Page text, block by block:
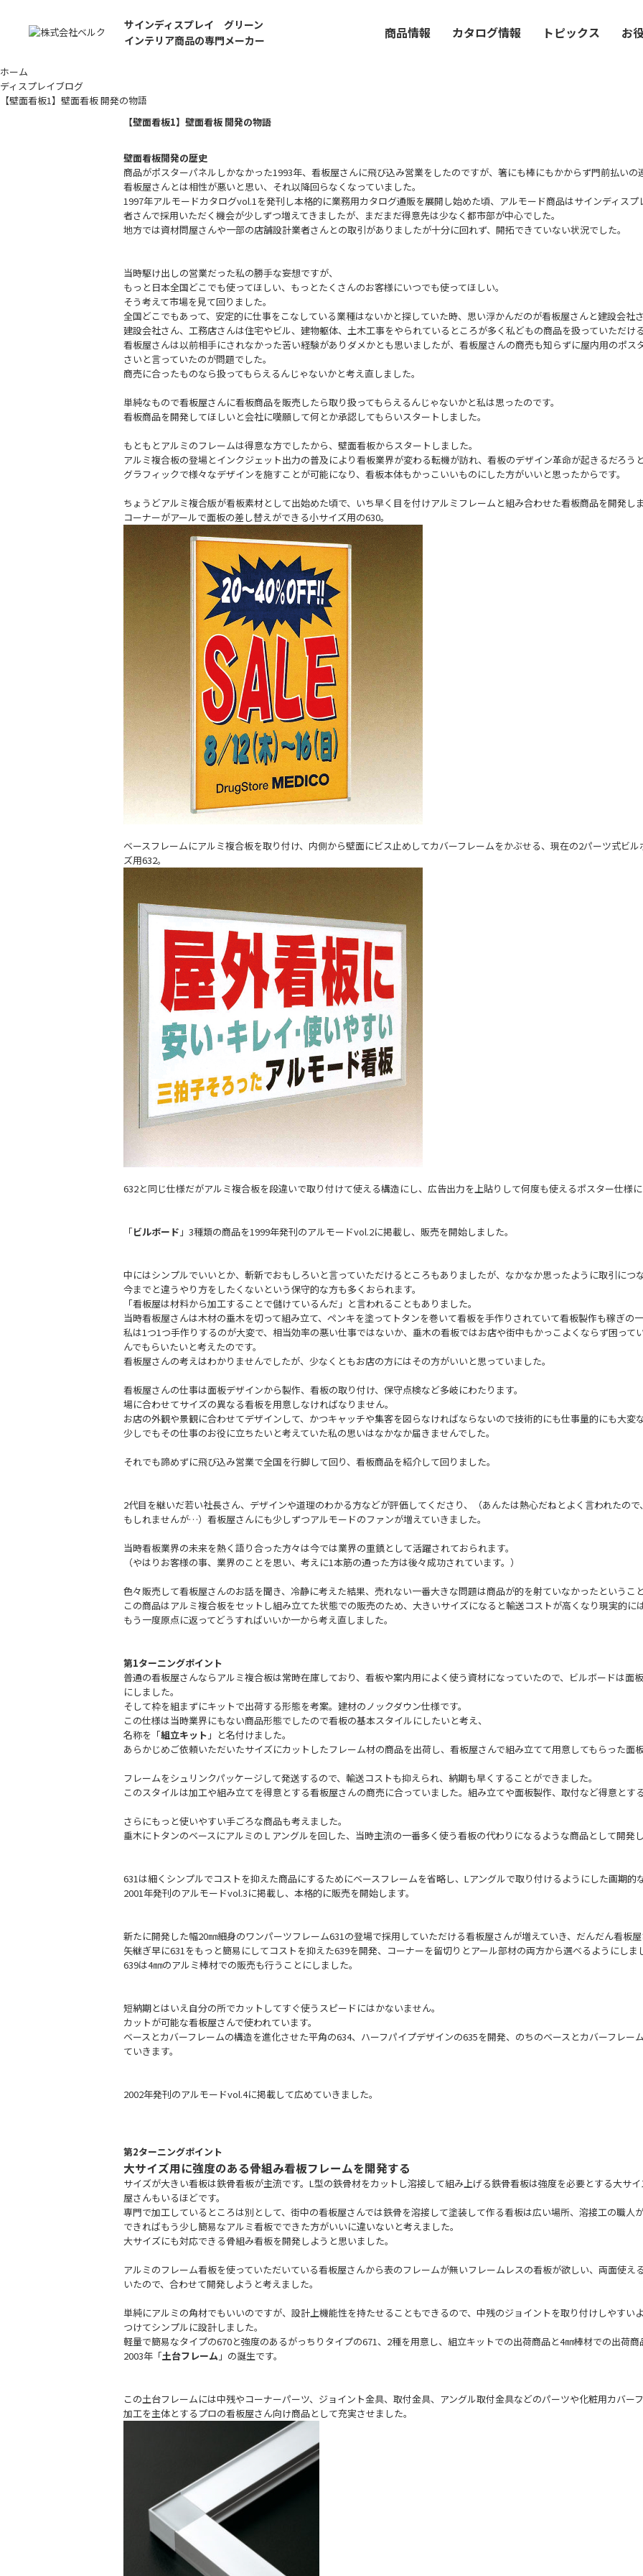
サインディスプレイ グリーン
インテリア商品の専門メーカー
商品情報 カタログ情報 トピックス お
ホーム
ディスプレイブログ
【壁面看板1】壁面看板 開発の物語
【壁面看板1】壁面看板 開発の物語
壁面看板開発の歴史
商品がポスターパネルしかなかった1993年、看板屋さんに飛び込み営業をしたのですが、箸にも棒にもかからず門前払いの
看板屋さんとは相性が悪いと思い、それ以降回らなくなっていました。
1997年アルモードカタログvol.1を発刊し本格的に業務用カタログ通販を展開し始めた頃、アルモード商品はサインディス
者さんで採用いただく機会が少しずつ増えてきましたが、まだまだ得意先は少なく都市部が中心でした。
地方では資材問屋さんや一部の店舗設計業者さんとの取引がありましたが十分に回れず、開拓できていない状況でした。
当時駆け出しの営業だった私の勝手な妄想ですが、
もっと日本全国どこでも使ってほしい、もっとたくさんのお客様にいつでも使ってほしい。
そう考えて市場を見て回りました。
全国どこでもあって、安定的に仕事をこなしている業種はないかと探していた時、思い浮かんだのが看板屋さんと建設会社
建設会社さん、工務店さんは住宅やビル、建物躯体、土木工事をやられているところが多く私どもの商品を扱っていただけ
看板屋さんは以前相手にされなかった苦い経験がありダメかとも思いましたが、看板屋さんの商売も知らずに屋内用のポス
さいと言っていたのが問題でした。
商売に合ったものなら扱ってもらえるんじゃないかと考え直しました。
単純なもので看板屋さんに看板商品を販売したら取り扱ってもらえるんじゃないかと私は思ったのです。
看板商品を開発してほしいと会社に嘆願して何とか承認してもらいスタートしました。
もともとアルミのフレームは得意な方でしたから、壁面看板からスタートしました。
アルミ複合板の登場とインクジェット出力の普及により看板業界が変わる転機が訪れ、看板のデザイン革命が起きるだろう
グラフィックで様々なデザインを施すことが可能になり、看板本体もかっこいいものにした方がいいと思ったからです。
ちょうどアルミ複合版が看板素材として出始めた頃で、いち早く目を付けアルミフレームと組み合わせた看板商品を開発しま
コーナーがアールで面板の差し替えができる小サイズ用の630。
ベースフレームにアルミ複合板を取り付け、内側から壁面にビス止めしてカバーフレームをかぶせる、現在の2パーツ式ビ
ズ用632。
632と同じ仕様だがアルミ複合板を段違いで取り付けて使える構造にし、広告出力を上貼りして何度も使えるポスター仕様に
「ビルボード 」3種類の商品を1999年発刊のアルモードvol.2に掲載し、販売を開始しました。
中にはシンプルでいいとか、斬新でおもしろいと言っていただけるところもありましたが、なかなか思ったように取引につ
今までと違うやり方をしたくないという保守的な方も多くおられます。
「看板屋は材料から加工することで儲けているんだ」と言われることもありました。
当時看板屋さんは木材の垂木を切って組み立て、ペンキを塗ってトタンを巻いて看板を手作りされていて看板製作も稼ぎの一
私は1つ1つ手作りするのが大変で、相当効率の悪い仕事ではないか、垂木の看板ではお店や街中もかっこよくならず困って
んでもらいたいと考えたのです。
看板屋さんの考えはわかりませんでしたが、少なくともお店の方にはその方がいいと思っていました。
看板屋さんの仕事は面板デザインから製作、看板の取り付け、保守点検など多岐にわたります。
場に合わせてサイズの異なる看板を用意しなければなりません。
お店の外観や景観に合わせてデザインして、かつキャッチや集客を図らなければならないので技術的にも仕事量的にも大変な
少しでもその仕事のお役に立ちたいと考えていた私の思いはなかなか届きませんでした。
それでも諦めずに飛び込み営業で全国を行脚して回り、看板商品を紹介して回りました。
2代目を継いだ若い社長さん、デザインや道理のわかる方などが評価してくださり、（あんたは熱心だねとよく言われたの
もしれませんが…）看板屋さんにも少しずつアルモードのファンが増えていきました。
当時看板業界の未来を熱く語り合った方々は今では業界の重鎮として活躍されておられます。
（やはりお客様の事、業界のことを思い、考えに1本筋の通った方は後々成功されています。）
色々販売して看板屋さんのお話を聞き、冷静に考えた結果、売れない一番大きな問題は商品が的を射ていなかったということ
この商品はアルミ複合板をセットし組み立てた状態での販売のため、大きいサイズになると輸送コストが高くなり現実的に
もう一度原点に返ってどうすればいいか一から考え直しました。
第1ターニングポイント
普通の看板屋さんならアルミ複合板は常時在庫しており、看板や案内用によく使う資材になっていたので、ビルボードは面
にしました。
そして枠を組まずにキットで出荷する形態を考案。建材のノックダウン仕様です。
この仕様は当時業界にもない商品形態でしたので看板の基本スタイルにしたいと考え、
名称を「組立キット 」と名付けました。
あらかじめご依頼いただいたサイズにカットしたフレーム材の商品を出荷し、看板屋さんで組み立てて用意してもらった面
フレームをシュリンクパッケージして発送するので、輸送コストも抑えられ、納期も早くすることができました。
このスタイルは加工や組み立てを得意とする看板屋さんの商売に合っていました。組み立てや面板製作、取付など得意とす
さらにもっと使いやすい手ごろな商品も考えました。
垂木にトタンのベースにアルミのＬアングルを回した、当時主流の一番多く使う看板の代わりになるような商品として開発
631は細くシンプルでコストを抑えた商品にするためにベースフレームを省略し、Lアングルで取り付けるようにした画期的な
2001年発刊のアルモードvol.3に掲載し、本格的に販売を開始します。
新たに開発した幅20㎜細身のワンパーツフレーム631の登場で採用していただける看板屋さんが増えていき、だんだん看板屋
矢継ぎ早に631をもっと簡易にしてコストを抑えた639を開発、コーナーを留切りとアール部材の両方から選べるようにしま
639は4㎜のアルミ棒材での販売も行うことにしました。
短納期とはいえ自分の所でカットしてすぐ使うスピードにはかないません。
カットが可能な看板屋さんで使われています。
ベースとカバーフレームの構造を進化させた平角の634、ハーフパイプデザインの635を開発、のちのベースとカバーフレー
ていきます。
2002年発刊のアルモードvol.4に掲載して広めていきました。
第2ターニングポイント
大サイズ用に強度のある骨組み看板フレームを開発する
サイズが大きい看板は鉄骨看板が主流です。L型の鉄骨材をカットし溶接して組み上げる鉄骨看板は強度を必要とする大サ
屋さんもいるほどです。
専門で加工しているところは別として、街中の看板屋さんでは鉄骨を溶接して塗装して作る看板は広い場所、溶接工の職人
できればもう少し簡易なアルミ看板でできた方がいいに違いないと考えました。
大サイズにも対応できる骨組み看板を開発しようと思いました。
アルミのフレーム看板を使っていただいている看板屋さんから表のフレームが無いフレームレスの看板が欲しい、両面使え
いたので、合わせて開発しようと考えました。
単純にアルミの角材でもいいのですが、設計上機能性を持たせることもできるので、中残のジョイントを取り付けしやすい
つけてシンプルに設計しました。
軽量で簡易なタイプの670と強度のあるがっちりタイプの671、2種を用意し、組立キットでの出荷商品と4㎜棒材での出荷商
2003年「土台フレーム 」の誕生です。
この土台フレームには中残やコーナーパーツ、ジョイント金具、取付金具、アングル取付金具などのパーツや化粧用カバー
加工を主体とするプロの看板屋さん向け商品として充実させました。